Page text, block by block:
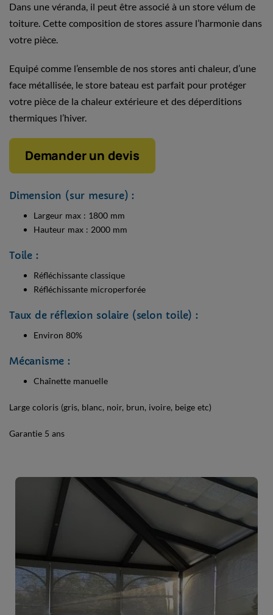
Dans une véranda, il peut être associé à un store vélum de
toiture. Cette composition de stores assure l’harmonie dans
votre pièce.
Equipé comme l’ensemble de nos stores anti chaleur, d’une
face métallisée, le store bateau est parfait pour protéger
votre pièce de la chaleur extérieure et des déperditions
thermiques l’hiver.
Demander un devis
Dimension (sur mesure) :
Largeur max : 1800 mm
Hauteur max : 2000 mm
Toile :
Réfléchissante classique
Réfléchissante microperforée
Taux de réflexion solaire (selon toile) :
Environ 80%
Mécanisme :
Chaînette manuelle
Large coloris (gris, blanc, noir, brun, ivoire, beige etc)
Garantie 5 ans